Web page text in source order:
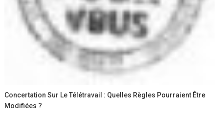
Concertation Sur Le Télétravail : Quelles Règles Pourraient Être
Modifiées ?